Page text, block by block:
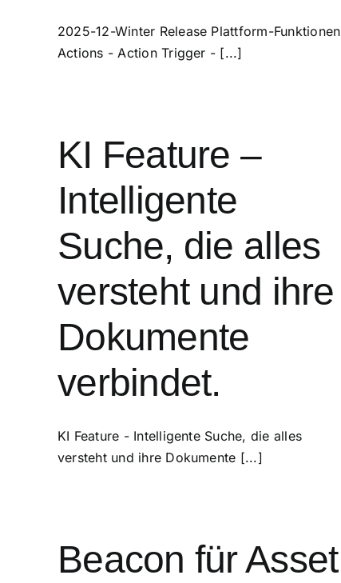
2025-12-Winter Release Plattform-Funktionen
Actions - Action Trigger - [...]
KI Feature –
Intelligente
Suche, die alles
versteht und ihre
Dokumente
verbindet.
KI Feature - Intelligente Suche, die alles
versteht und ihre Dokumente [...]
Beacon für Asset